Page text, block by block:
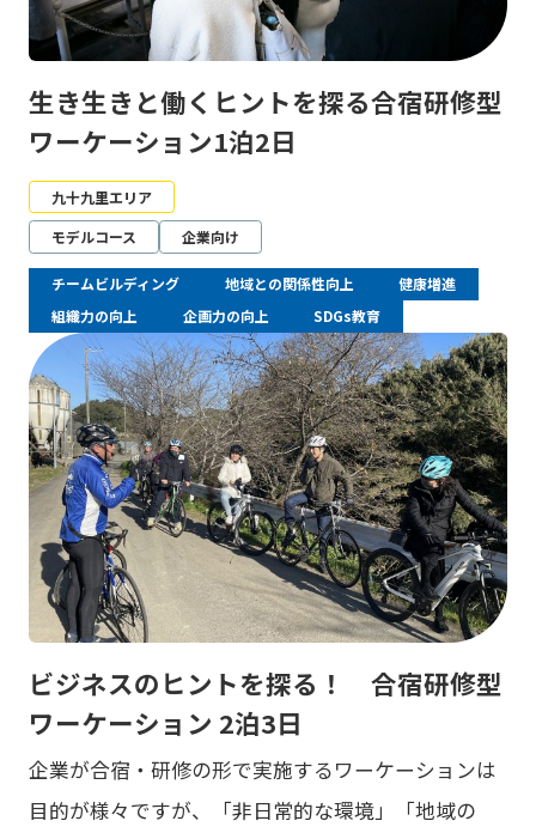
生き生きと働くヒントを探る合宿研修型
ワーケーション1泊2日
九十九里エリア
モデルコース
企業向け
チームビルディング 地域との関係性向上
健康増進
組織力の向上
企画力の向上 SDGs教育
ビジネスのヒントを探る！ 合宿研修型
ワーケーション 2泊3日
企業が合宿・研修の形で実施するワーケーションは
目的が様々ですが、「非日常的な環境」「地域の